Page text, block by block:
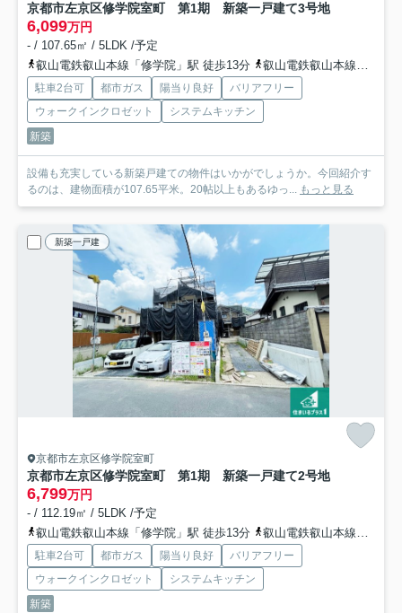
京都市左京区修学院室町 第1期 新築一戸建て3号地
6,099万円
- / 107.65㎡ / 5LDK /予定
叡山電鉄叡山本線「修学院」駅 徒歩13分
叡山電鉄叡山本線「宝ケ池」駅 徒歩13分
駐車2台可 都市ガス 陽当り良好
バリアフリー
ウォークインクロゼット
システムキッチン
新築
設備も充実している新築戸建ての物件はいかがでしょうか。今回紹介す
るのは、建物面積が107.65平米。20帖以上もあるゆっ... もっと見る
新築一戸建
京都市左京区修学院室町
京都市左京区修学院室町 第1期 新築一戸建て2号地
6,799万円
- / 112.19㎡ / 5LDK /予定
叡山電鉄叡山本線「修学院」駅 徒歩13分
叡山電鉄叡山本線「宝ケ池」駅 徒歩13分
駐車2台可 都市ガス 陽当り良好
バリアフリー
ウォークインクロゼット
システムキッチン
新築